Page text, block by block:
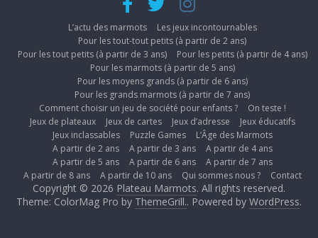
L’actu des marmots
Les jeux incontournables
Pour les tout-tout petits (à partir de 2 ans)
Pour les tout petits (à partir de 3 ans)
Pour les petits (à partir de 4 ans)
Pour les marmots (à partir de 5 ans)
Pour les moyens grands (à partir de 6 ans)
Pour les grands marmots (à partir de 7 ans)
Comment choisir un jeu de société pour enfants ?
On teste !
Jeux de plateaux
Jeux de cartes Jeux d’adresse
Jeux éducatifs
Jeux inclassables
Puzzle Games
L’Âge des Marmots
A partir de 2 ans
A partir de 3 ans
A partir de 4 ans
A partir de 5 ans
A partir de 6 ans
A partir de 7 ans
A partir de 8 ans
A partir de 10 ans Qui sommes nous ? Contact
Copyright © 2026 Plateau Marmots. All rights reserved.
Theme: ColorMag Pro by ThemeGrill.. Powered by WordPress.